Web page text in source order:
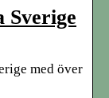
Sverige
med över